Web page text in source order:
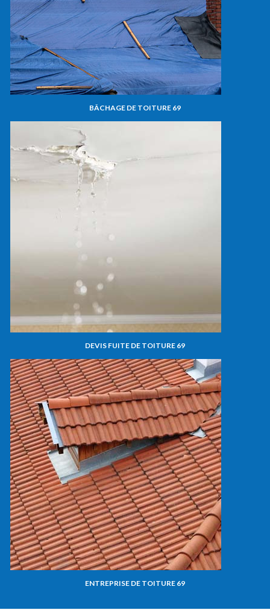
BÂCHAGE DE TOITURE 69
DEVIS FUITE DE TOITURE 69
ENTREPRISE DE TOITURE 69